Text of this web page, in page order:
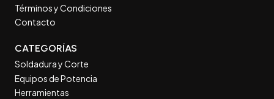
Términos y Condiciones
Contacto
CATEGORÍAS
Soldadura y Corte
Equipos de Potencia
Herramientas